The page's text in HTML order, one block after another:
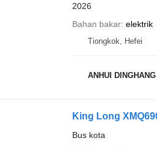
2026
Bahan bakar elektrik
Tiongkok, Hefei
ANHUI
King Long
Bus kota